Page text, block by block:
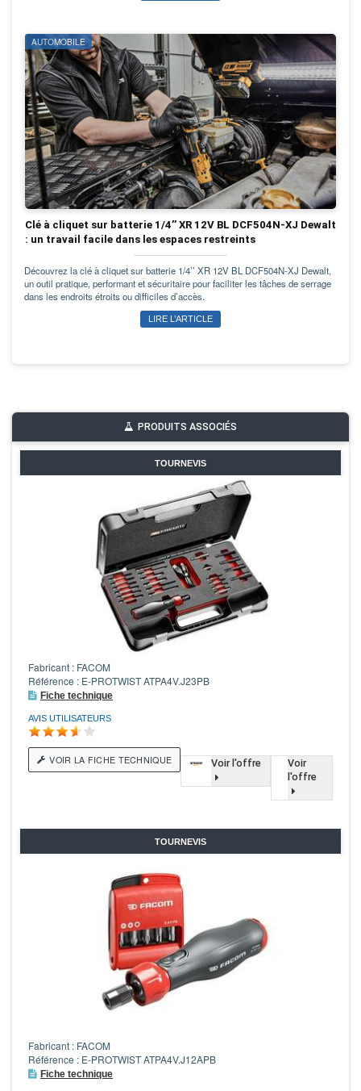
AUTOMOBILE
Clé à cliquet sur batterie 1/4’’ XR 12V BL DCF504N-XJ Dewalt
: un travail facile dans les espaces restreints
Découvrez la clé à cliquet sur batterie 1/4’’ XR 12V BL DCF504N-XJ Dewalt,
un outil pratique, performant et sécuritaire pour faciliter les tâches de serrage
dans les endroits étroits ou difficiles d’accès.
LIRE L’ARTICLE
PRODUITS ASSOCIÉS
TOURNEVIS
Fabricant : FACOM
Référence : E-PROTWIST ATPA4V.J23PB
Fiche technique
AVIS UTILISATEURS
VOIR LA FICHE TECHNIQUE Voir l'offre
Voir
l'offre
TOURNEVIS
Fabricant : FACOM
Référence : E-PROTWIST ATPA4V.J12APB
Fiche technique